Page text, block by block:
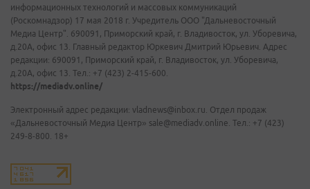
информационных технологий и массовых коммуникаций
(Роскомнадзор) 17 мая 2018 г. Учредитель ООО "Дальневосточный
Медиа Центр". 690091, Приморский край, г. Владивосток, ул. Уборевича,
д.20А, офис 13. Главный редактор Юркевич Дмитрий Юрьевич. Адрес
редакции: 690091, Приморский край, г. Владивосток, ул. Уборевича,
д.20А, офис 13. Тел.: +7 (423) 2-415-600.
https://mediadv.online/
Электронный адрес редакции: vladnews@inbox.ru. Отдел продаж
«Дальневосточный Медиа Центр» sale@mediadv.online. Тел.: +7 (423)
249-8-800. 18+